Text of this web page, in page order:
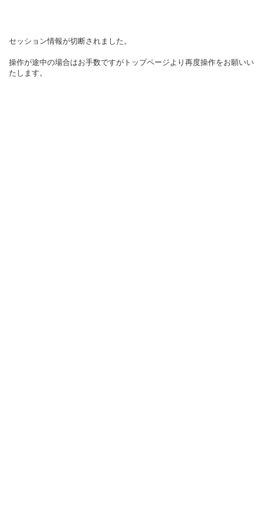
セッション情報が切断されました。
操作が途中の場合はお手数ですがトップページより再度操作をお願いい
たします。